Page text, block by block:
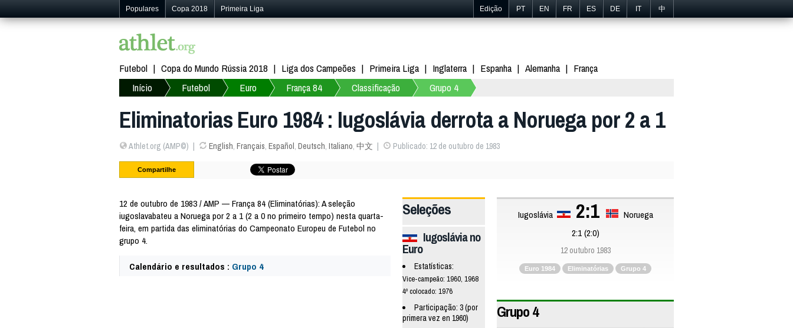
Populares Copa 2018 Primeira Liga Edição PT EN FR ES DE IT 中
Futebol Copa do Mundo Rússia 2018 Liga dos Campeões Primeira Liga Inglaterra Espanha Alemanha
França
Início
Futebol Euro França 84 Classificação Grupo 4
Eliminatorias Euro 1984 : Iugoslávia derrota a Noruega por 2 a 1
Athlet.org (AMP©) English, Français, Español, Deutsch, Italiano, 中文 Publicado: 12 de outubro de 1983
Compartilhe
12 de outubro de 1983 / AMP — França 84 (Eliminatórias): A seleção
iugoslavabateu a Noruega por 2 a 1 (2 a 0 no primeiro tempo) nesta quarta-
feira, em partida das eliminatórias do Campeonato Europeu de Futebol no
grupo 4.
Calendário e resultados : Grupo 4
Seleções
Iugoslávia no
Euro
Estatísticas:
Vice-campeão: 1960, 1968
4º colocado: 1976
Participação: 3 (por
primera vez en 1960)
Iugoslávia 2:1
Noruega
2:1 (2:0)
12 outubro 1983
Euro 1984 Eliminatórias Grupo 4
Grupo 4